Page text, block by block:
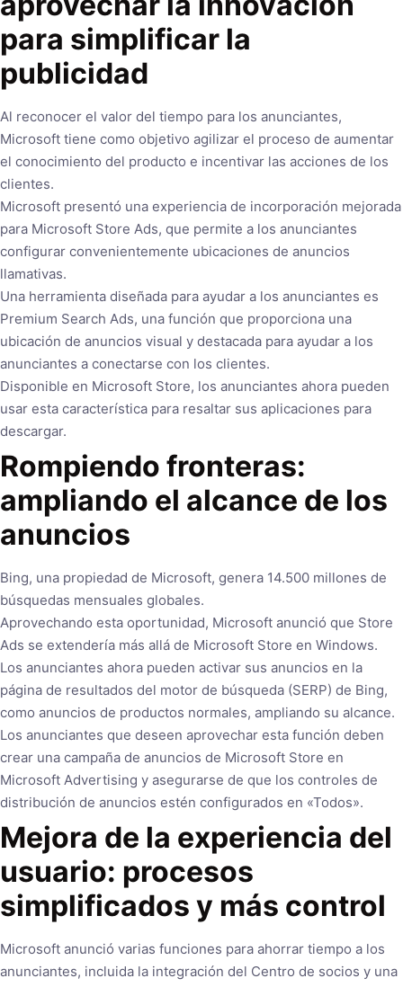
para simplificar la
publicidad
Al reconocer el valor del tiempo para los anunciantes,
Microsoft tiene como objetivo agilizar el proceso de aumentar
el conocimiento del producto e incentivar las acciones de los
clientes.
Microsoft presentó una experiencia de incorporación mejorada
para Microsoft Store Ads, que permite a los anunciantes
configurar convenientemente ubicaciones de anuncios
llamativas.
Una herramienta diseñada para ayudar a los anunciantes es
Premium Search Ads, una función que proporciona una
ubicación de anuncios visual y destacada para ayudar a los
anunciantes a conectarse con los clientes.
Disponible en Microsoft Store, los anunciantes ahora pueden
usar esta característica para resaltar sus aplicaciones para
descargar.
Rompiendo fronteras:
ampliando el alcance de los
anuncios
Bing, una propiedad de Microsoft, genera 14.500 millones de
búsquedas mensuales globales.
Aprovechando esta oportunidad, Microsoft anunció que Store
Ads se extendería más allá de Microsoft Store en Windows.
Los anunciantes ahora pueden activar sus anuncios en la
página de resultados del motor de búsqueda (SERP) de Bing,
como anuncios de productos normales, ampliando su alcance.
Los anunciantes que deseen aprovechar esta función deben
crear una campaña de anuncios de Microsoft Store en
Microsoft Advertising y asegurarse de que los controles de
distribución de anuncios estén configurados en «Todos».
Mejora de la experiencia del
usuario: procesos
simplificados y más control
Microsoft anunció varias funciones para ahorrar tiempo a los
anunciantes, incluida la integración del Centro de socios y una